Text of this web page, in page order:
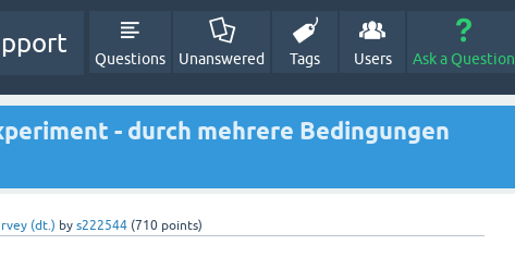
Questions Unanswered Tags Users Ask a Question
- durch mehrere Bedingungen
(dt.) by s222544 (710 points)